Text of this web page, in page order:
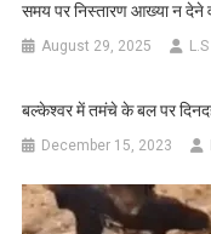
समय पर निस्तारण आख्या न
August 29, 2025
बल्केश्वर में तमंचे के बल पर
December 15, 2023